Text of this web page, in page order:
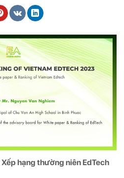
hạng thường niên EdTech